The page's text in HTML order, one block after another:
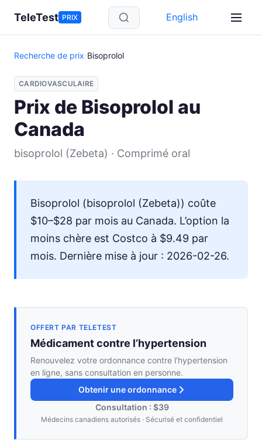
Aller au contenu principal
TeleTest PRIX English
Recherche de prix/Bisoprolol
CARDIOVASCULAIRE
Prix de Bisoprolol au
Canada
bisoprolol (Zebeta) · Comprimé oral
Bisoprolol (bisoprolol (Zebeta)) coûte
$10–$28 par mois au Canada. L’option la
moins chère est Costco à $9.49 par
mois. Dernière mise à jour : 2026-02-26.
OFFERT PAR TELETEST
Médicament contre l’hypertension
Renouvelez votre ordonnance contre l’hypertension
en ligne, sans consultation en personne.
Obtenir une ordonnance
Consultation : $39
Médecins canadiens autorisés · Sécurisé et confidentiel